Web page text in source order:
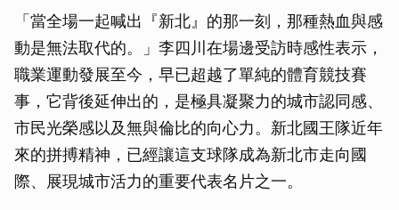
「當全場一起喊出『新北』的那一刻，那種熱血與感
動是無法取代的。」李四川在場邊受訪時感性表示，
職業運動發展至今，早已超越了單純的體育競技賽
事，它背後延伸出的，是極具凝聚力的城市認同感、
市民光榮感以及無與倫比的向心力。新北國王隊近年
來的拼搏精神，已經讓這支球隊成為新北市走向國
際、展現城市活力的重要代表名片之一。